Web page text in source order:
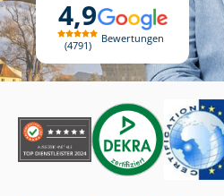
4,9
4791
Bewertungen